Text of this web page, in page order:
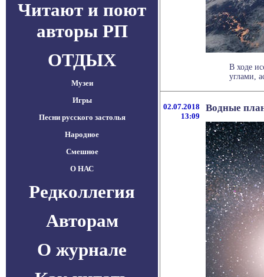
Читают и поют
авторы РП
ОТДЫХ
Музеи
Игры
Песни русского застолья
Народное
Смешное
О НАС
Редколлегия
Авторам
О журнале
В ходе
углами,
02.07.2018
13:09
Водные